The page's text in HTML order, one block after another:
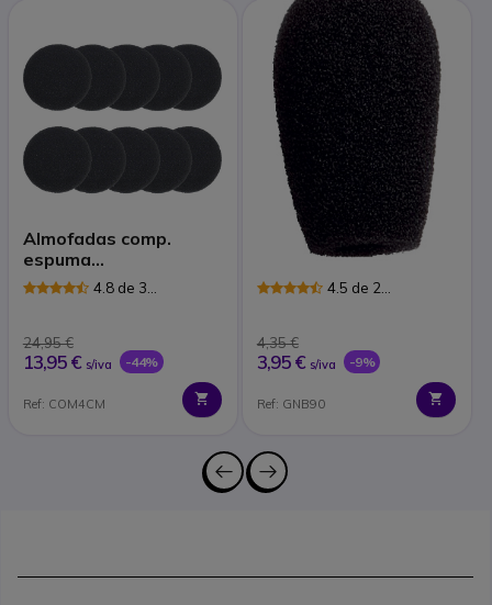
Almofadas comp.
espuma
GN21/9120/93/22
4.8 de 3
24,95 €
13,95 € s/iva -44%
Ref: COM4CM
Jabra 0436-869
4.5 de 2
4,35 €
3,95 € s/iva -9%
Ref: GNB90